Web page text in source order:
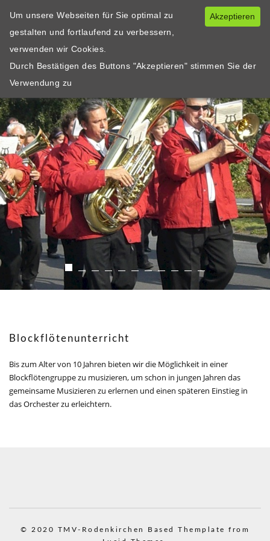
Blockflötenunterricht
Bis zum Alter von 10 Jahren bieten wir die Möglichkeit in einer
Blockflötengruppe zu musizieren, um schon in jungen Jahren das
gemeinsame Musizieren zu erlernen und einen späteren Einstieg in
das Orchester zu erleichtern.
© 2020 TMV-Rodenkirchen Based Themplate from
Akzeptieren
Um unsere Webseiten für Sie optimal zu
gestalten und fortlaufend zu verbessern,
verwenden wir Cookies.
Durch Bestätigen des Buttons "Akzeptieren" stimmen Sie der
Verwendung zu